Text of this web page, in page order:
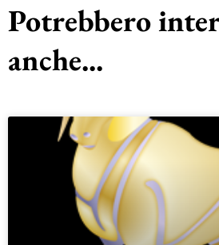
Potrebbero
anche...